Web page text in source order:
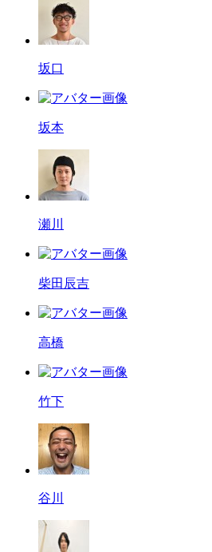
坂口
坂本
瀬川
柴田辰吉
高橋
竹下
谷川